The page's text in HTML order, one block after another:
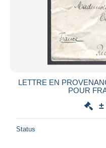
LETTRE EN
POUR
±
Status